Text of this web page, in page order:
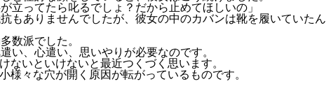
立ってたら叱るでしょ？だから止めてほしいの」
ありませんでしたが、彼女の中のカバンは靴を履いていたん
数派でした。
い、心遣い、思いやりが必要なのです。
ないといけないと最近つくづく思います。
様々な穴が開く原因が転がっているものです。